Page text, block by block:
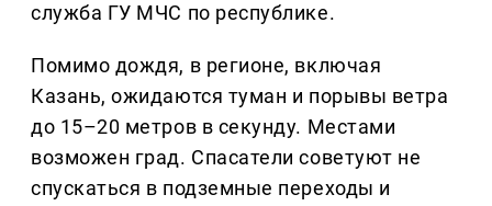
служба ГУ МЧС по республике.
Помимо дождя, в регионе, включая
Казань, ожидаются туман и порывы ветра
до 15–20 метров в секунду. Местами
возможен град. Спасатели советуют не
спускаться в подземные переходы и